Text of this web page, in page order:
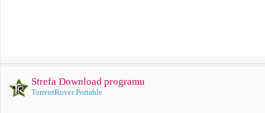
Strefa Download programu
TorrentRover Portable